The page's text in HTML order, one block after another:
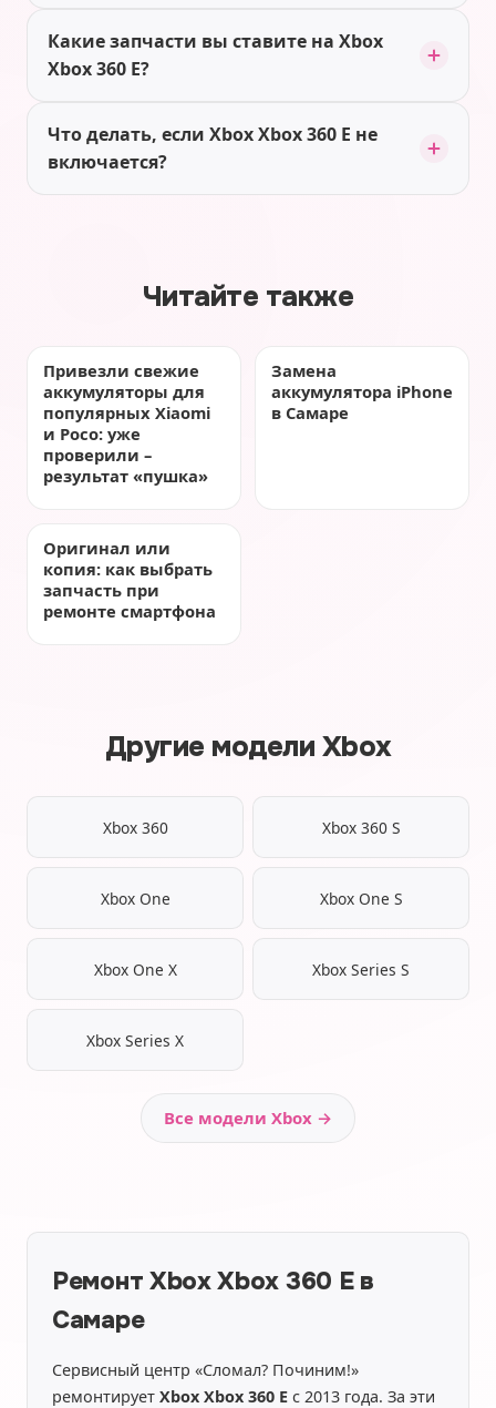
Какие запчасти вы ставите на Xbox
Xbox 360 E?
Что делать, если Xbox Xbox 360 E не
включается?
Читайте также
Привезли свежие
аккумуляторы для
популярных Xiaomi
и Poco: уже
проверили –
результат «пушка»
Замена
аккумулятора iPhone
в Самаре
Оригинал или
копия: как выбрать
запчасть при
ремонте смартфона
Другие модели Xbox
Xbox 360 Xbox 360 S
Xbox One Xbox One S
Xbox One X Xbox Series S
Xbox Series X
Все модели Xbox →
Ремонт Xbox Xbox 360 E в
Самаре
Сервисный центр «Сломал? Починим!»
ремонтирует Xbox Xbox 360 E с 2013 года. За эти